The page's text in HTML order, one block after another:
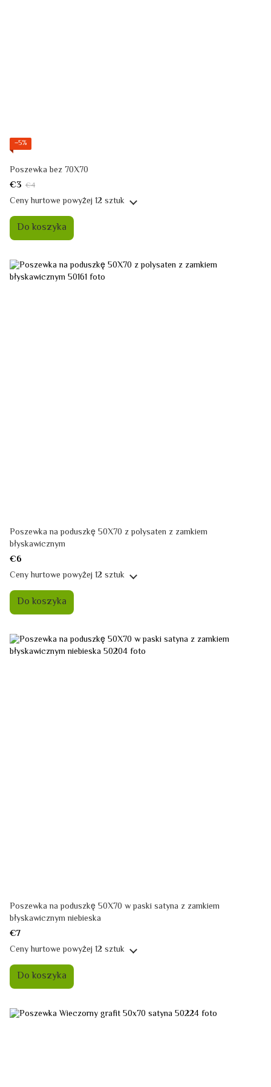
−5%
Poszewka bez 70X70
€3 €4
Ceny hurtowepowyżej 12 sztuk
Do koszyka
Poszewka na poduszkę 50X70 z polysatеn z zamkiem
błyskawicznym
€6
Ceny hurtowepowyżej 12 sztuk
Do koszyka
Poszewka na poduszkę 50X70 w paski satyna z zamkiem
błyskawicznym niebieska
€7
Ceny hurtowepowyżej 12 sztuk
Do koszyka